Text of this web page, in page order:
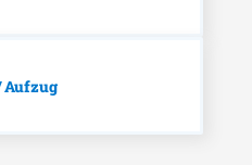
Aufzug